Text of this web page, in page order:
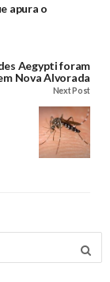
apura o
Aegypti foram
Nova Alvorada
Next Post